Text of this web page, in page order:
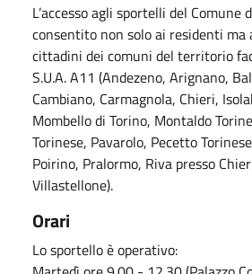
L’accesso agli sportelli del Comune
consentito non solo ai residenti
cittadini dei comuni del territorio
S.U.A. A11 (Andezeno, Arignano,
Cambiano, Carmagnola, Chieri,
Mombello di Torino, Montaldo
Torinese, Pavarolo, Pecetto
Poirino, Pralormo, Riva presso
Villastellone).
Orari
Lo sportello è operativo: